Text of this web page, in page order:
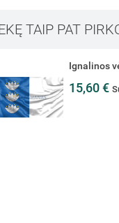
TAIP PAT
Ignalinos
15,60 €